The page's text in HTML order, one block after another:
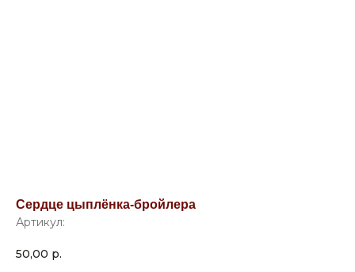
Сердце цыплёнка-бройлера
Артикул:
50,00 р.